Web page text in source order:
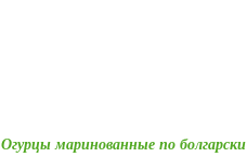
Огурцы маринованные по болгарски